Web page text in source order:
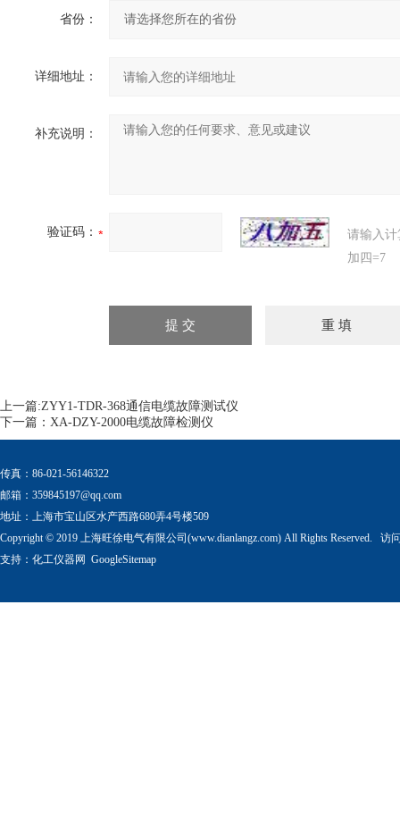
省份：
详细地址：
补充说明：
验证码：
请输入
加四=7
上一篇:ZYY1-TDR-368通信电缆故障测试仪
下一篇： XA-DZY-2000电缆故障检测仪
传真：86-021-56146322
邮箱： 359845197@qq.com
地址：上海市宝山区水产西路680弄4号楼509
Copyright © 2019 上海旺徐电气有限公司(www.dianlangz.com) All Rights Reserved. 访
支持： 化工仪器网 GoogleSitemap